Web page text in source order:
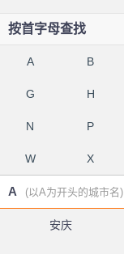
按首字母查找
A B
G H
N P
W X
A (以A为开头的城市名)
安庆